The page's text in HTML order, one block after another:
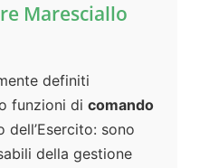
Maresciallo
definiti
funzioni di comando
dell’Esercito: sono
della gestione